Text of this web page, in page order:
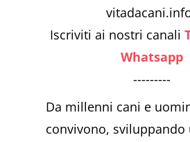
Iscriviti ai nostri canali
Whatsapp
---------
Da millenni cani e
convivono, sviluppando